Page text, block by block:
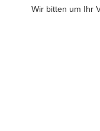
Wir bitten um Ihr